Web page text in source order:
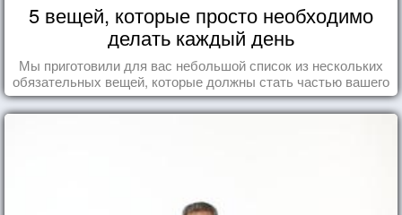
5 вещей, которые просто необходимо
делать каждый день
Мы приготовили для вас небольшой список из нескольких
обязательных вещей, которые должны стать частью вашего
дня.